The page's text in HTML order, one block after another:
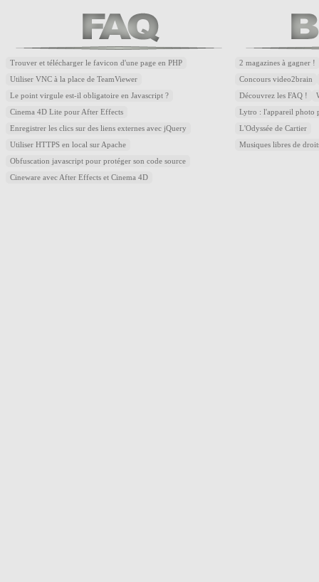
Trouver et télécharger le favicon d'une page en PHP
Utiliser VNC à la place de TeamViewer
Le point virgule est-il obligatoire en Javascript ?
Cinema 4D Lite pour After Effects
Enregistrer les clics sur des liens externes avec jQuery
Utiliser HTTPS en local sur Apache
Obfuscation javascript pour protéger son code source
Cineware avec After Effects et Cinema 4D
2 magazines à gagner !
Concours video2brain
Découvrez les FAQ !
Lytro : l'appareil photo
L'Odyssée de Cartier
Musiques libres de